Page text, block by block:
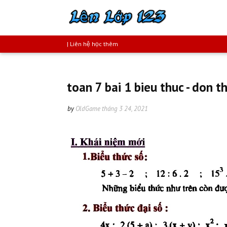
| Liên hệ học thêm
toan 7 bai 1 bieu thuc - don
by OldGame tháng 3 24, 2021